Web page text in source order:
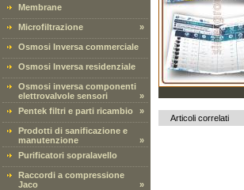
Membrane
Microfiltrazione »
Osmosi Inversa commerciale
Osmosi Inversa residenziale
Osmosi inversa componenti
elettrovalvole sensori
»
Pentek filtri e parti ricambio
»
Prodotti di sanificazione e
manutenzione
»
Purificatori sopralavello
Raccordi a compressione
Jaco
»
Articoli correlati